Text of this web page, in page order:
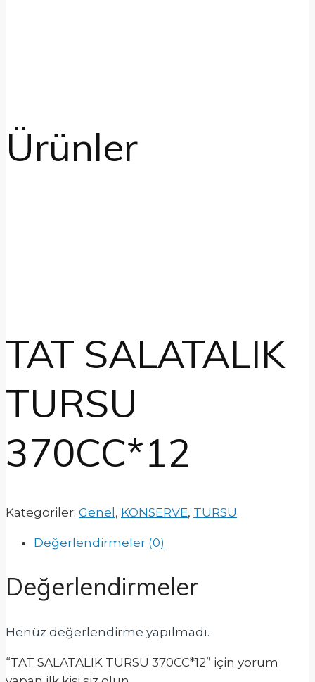
Ürünler
TAT SALATALIK
TURSU
370CC*12
Kategoriler: Genel , KONSERVE, TURSU
Değerlendirmeler (0)
Değerlendirmeler
Henüz değerlendirme yapılmadı.
“TAT SALATALIK TURSU 370CC*12” için yorum